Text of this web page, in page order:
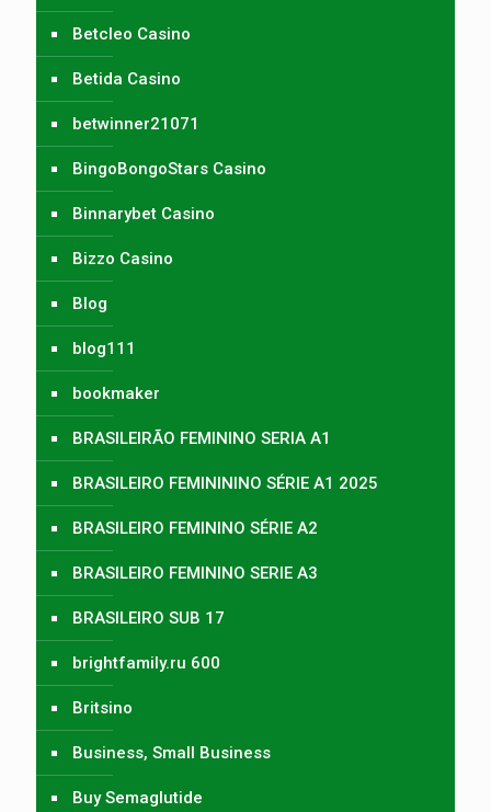
Betcleo Casino
Betida Casino
betwinner21071
BingoBongoStars Casino
Binnarybet Casino
Bizzo Casino
Blog
blog111
bookmaker
BRASILEIRÃO FEMININO SERIA A1
BRASILEIRO FEMINININO SÉRIE A1 2025
BRASILEIRO FEMININO SÉRIE A2
BRASILEIRO FEMININO SERIE A3
BRASILEIRO SUB 17
brightfamily.ru 600
Britsino
Business, Small Business
Buy Semaglutide